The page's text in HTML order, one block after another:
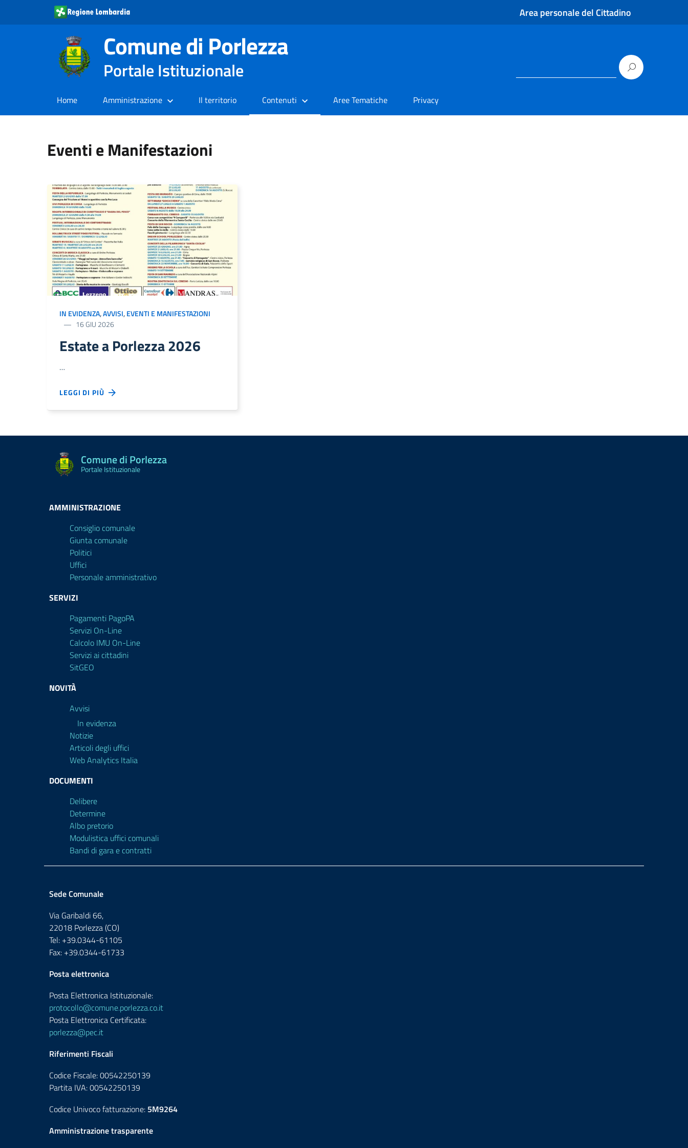
Area personale del Cittadino
Comune di Porlezza
Portale Istituzionale
Home Amministrazione Il territorio Contenuti Aree Tematiche Privacy
Eventi e Manifestazioni
IN EVIDENZA,AVVISI,EVENTI E MANIFESTAZIONI
16 GIU 2026
Estate a Porlezza 2026
…
LEGGI DI PIÙ
Comune di Porlezza
Portale Istituzionale
AMMINISTRAZIONE
Consiglio comunale
Giunta comunale
Politici
Uffici
Personale amministrativo
SERVIZI
Pagamenti PagoPA
Servizi On-Line
Calcolo IMU On-Line
Servizi ai cittadini
SitGEO
NOVITÀ
Avvisi
In evidenza
Notizie
Articoli degli uffici
Web Analytics Italia
DOCUMENTI
Delibere
Determine
Albo pretorio
Modulistica uffici comunali
Bandi di gara e contratti
Sede Comunale
Via Garibaldi 66,
22018 Porlezza (CO)
Tel: +39.0344-61105
Fax: +39.0344-61733
Posta elettronica
Posta Elettronica Istituzionale:
protocollo@comune.porlezza.co.it
Posta Elettronica Certificata:
porlezza@pec.it
Riferimenti Fiscali
Codice Fiscale: 00542250139
Partita IVA: 00542250139
Codice Univoco fatturazione: 5M9264
Amministrazione trasparente